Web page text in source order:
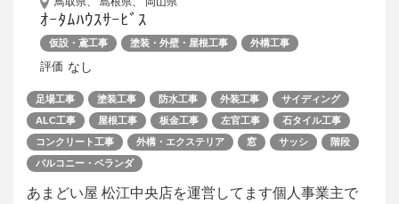
ｵｰﾀﾑﾊｳｽｻｰﾋﾞｽ
仮設・鳶工事 塗装・外壁・屋根工事 外構工事
評価 なし
足場工事 塗装工事 防水工事 外装工事
サイディング
ALC工事
屋根工事 板金工事 左官工事
石タイル工事
コンクリート工事
外構・エクステリア 窓 サッシ
階段
バルコニー・ベランダ
あまどい屋 松江中央店を運営してます個人事業主で